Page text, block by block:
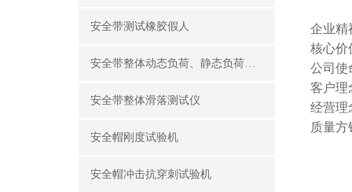
安全带测试橡胶假人
安全带整体动态负荷、静态负荷测试仪
安全带整体滑落测试仪
安全帽刚度试验机
安全帽冲击抗穿刺试验机
企业精
核心价
公司使
客户理
经营理
质量